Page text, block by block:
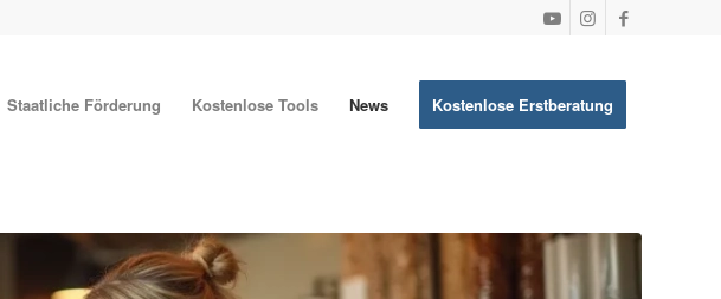
Staatliche Förderung Kostenlose Tools News Kostenlose Erstberatung